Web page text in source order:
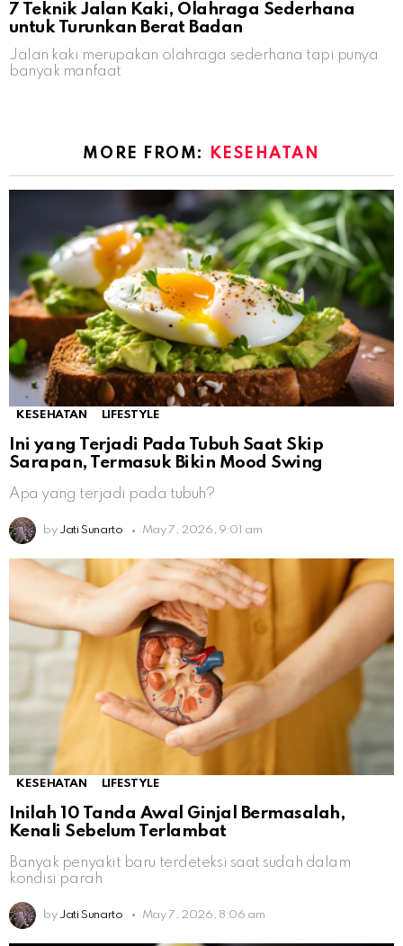
7 Teknik Jalan Kaki, Olahraga Sederhana
untuk Turunkan Berat Badan
Jalan kaki merupakan olahraga sederhana tapi punya
banyak manfaat
MORE FROM: KESEHATAN
KESEHATAN LIFESTYLE
Ini yang Terjadi Pada Tubuh Saat Skip
Sarapan, Termasuk Bikin Mood Swing
Apa yang terjadi pada tubuh?
by Jati Sunarto May 7, 2026, 9:01 am
KESEHATAN LIFESTYLE
Inilah 10 Tanda Awal Ginjal Bermasalah,
Kenali Sebelum Terlambat
Banyak penyakit baru terdeteksi saat sudah dalam
kondisi parah
by Jati Sunarto May 7, 2026, 8:06 am